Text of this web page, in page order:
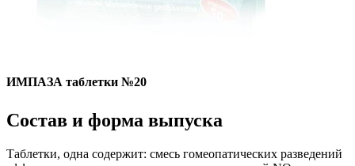
ИМПАЗА таблетки №20
Состав и форма выпуска
Таблетки, одна содержит: смесь гомеопатических разведений